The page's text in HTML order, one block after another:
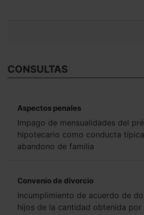
CONSULTAS
Aspectos penales
Impago de mensualidades del
hipotecario como conducta
abandono de familia
Convenio de divorcio
Incumplimiento de acuerdo de
hijos de la cantidad obtenida por